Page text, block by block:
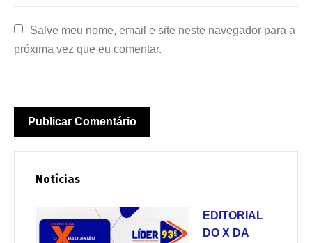
Salve meu nome, email e site neste navegador para a
próxima vez que eu comentar.
Notícias
EDITORIAL
DO X DA